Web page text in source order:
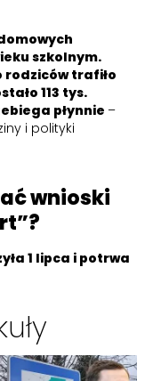
szkolnym.
rodziców trafiło
113 tys.
płynnie –
i polityki
wnioski
1 lipca i potrwa